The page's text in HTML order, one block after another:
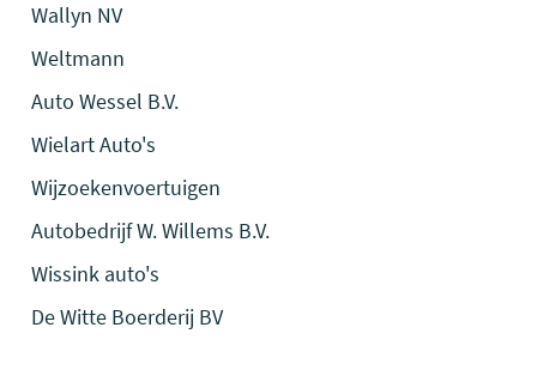
Wallyn NV
Weltmann
Auto Wessel B.V.
Wielart Auto's
Wijzoekenvoertuigen
Autobedrijf W. Willems B.V.
Wissink auto's
De Witte Boerderij BV